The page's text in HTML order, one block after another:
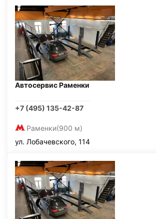
Автосервис Раменки
+7 (495) 135-42-87
Раменки(900 м)
ул. Лобачевского, 114